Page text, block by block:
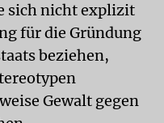
sich nicht explizit
für die Gründung
beziehen,
Gewalt gegen